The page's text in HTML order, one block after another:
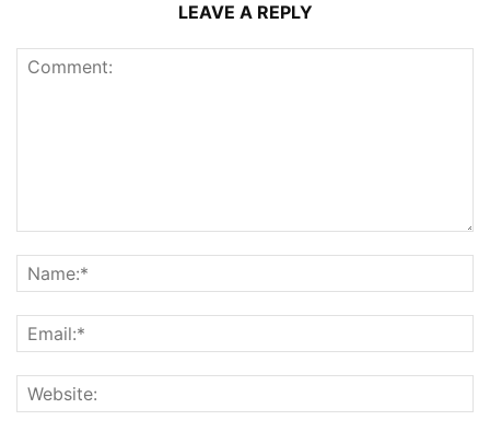
LEAVE A REPLY